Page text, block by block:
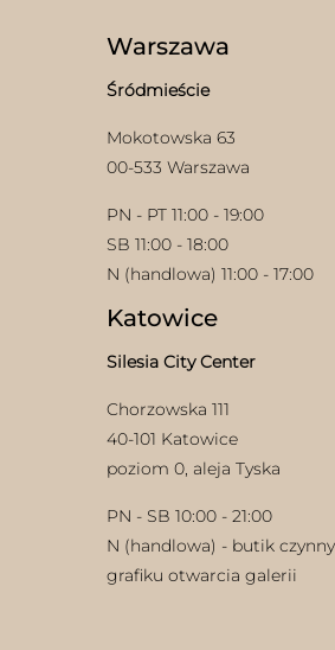
Warszawa
Śródmieście
Mokotowska 63
00-533 Warszawa
PN - PT 11:00 - 19:00
SB 11:00 - 18:00
N (handlowa) 11:00 - 17:00
Katowice
Silesia City Center
Chorzowska 111
40-101 Katowice
poziom 0, aleja Tyska
PN - SB 10:00 - 21:00
N (handlowa) - butik
grafiku otwarcia galerii